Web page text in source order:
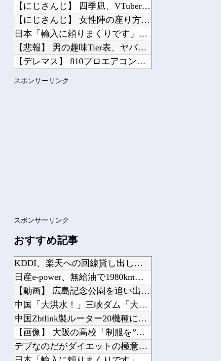
【にじさんじ】 四季凪、VTuber昔話『竹取物語』を公開「...
【にじさんじ】 女性陣の座り方解釈一致すぎて好き
日本「輸入に頼りまくりです」高市「円安ホクホク！ホクホクゥ！...
【悲報】 男の趣味Tier表、ヤバすぎるｗｗｗｗｗ
【デレマス】 810プロエアコン騒動【ぷちかれシリーズ】
スポンサーリンク
スポンサーリンク
おすすめ記事
KDDI、楽天への回線貸し出し終了へ 都市部で9月末に
日産e-power、無給油で1980km走行しギネス記録を達成、無駄な発電や送電...
【動画】 広島記念公園を追い出された左翼さん、流石にキモすぎて炎上
中国「大洪水！」三峡ダム「大雨で増水（台風直撃前」中国ダム「緊急放流！」中国鉄道...
中国Zbtlink製ルーター20機種にバックドア見つかる 外部から完全制御のおそ...
【画像】 大阪の高校「制服を”これ”に変えたら志願者がめちゃくちゃ増えた」
デブなのだがダイエットの極意を教えてほしい